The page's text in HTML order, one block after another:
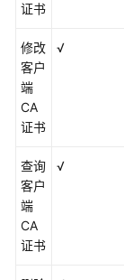
证书
修改
客户
端
CA
证书
√
查询
客户
端
CA
证书
√